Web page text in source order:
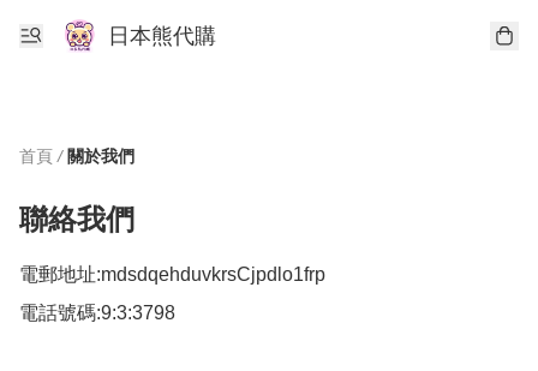
日本熊代購
首頁 / 關於我們
聯絡我們
電郵地址:mdsdqehduvkrsCjpdlo1frp
電話號碼:9:3:3798